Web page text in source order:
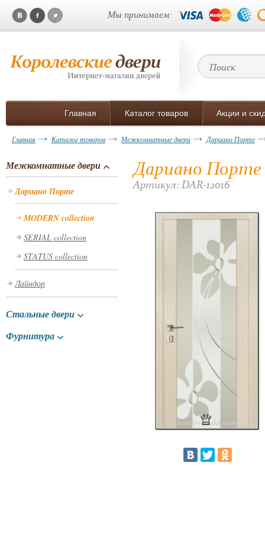
Мы принимаем:
Главная Каталог товаров Акции и
Главная Каталог товаров Межкомнатные двери Дариано Порте
Межкомнатные двери
Дариано Порте
MODERN collection
SERIAL collection
STATUS collection
Лайндор
Стальные двери
Фурнитура
Дариано Порте
Артикул: DAR-12016